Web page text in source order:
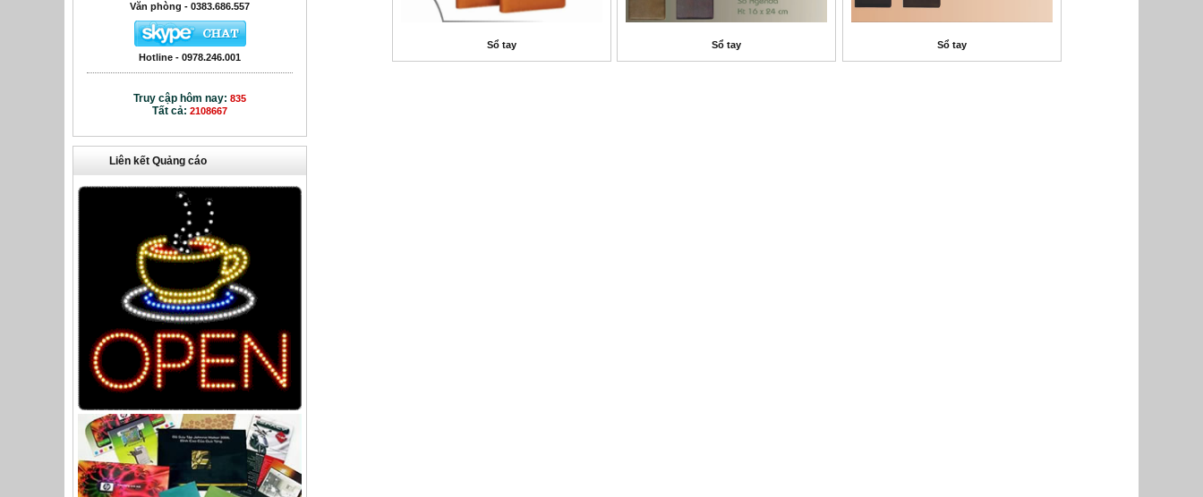
Văn phòng - 0383.686.557
Hotline - 0978.246.001
Truy cập hôm nay: 835
Tất cả: 2108667
Liên kết Quảng cáo
Sổ tay Sổ tay Sổ tay